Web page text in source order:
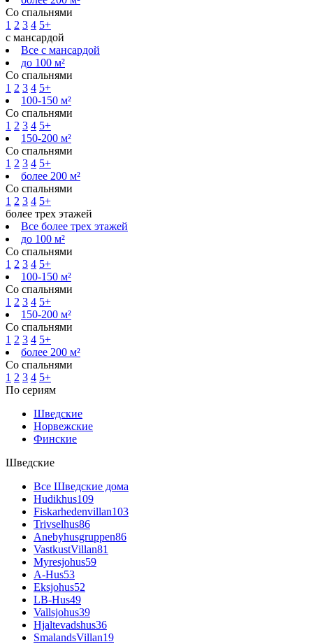
Со спальнями
1 2 3 4 5+
с мансардой
Все с мансардой
до 100 м²
Со спальнями
1 2 3 4 5+
100-150 м²
Со спальнями
1 2 3 4 5+
150-200 м²
Со спальнями
1 2 3 4 5+
более 200 м²
Со спальнями
1 2 3 4 5+
более трех этажей
Все более трех этажей
до 100 м²
Со спальнями
1 2 3 4 5+
100-150 м²
Со спальнями
1 2 3 4 5+
150-200 м²
Со спальнями
1 2 3 4 5+
более 200 м²
Со спальнями
1 2 3 4 5+
По сериям
Шведские
Норвежские
Финские
Шведские
Все Шведские дома
Hudikhus109
Fiskarhedenvillan103
Trivselhus86
Anebyhusgruppen86
VastkustVillan81
Myresjohus59
A-Hus53
Eksjohus52
LB-Hus49
Vallsjohus39
Hjaltevadshus36
SmalandsVillan19